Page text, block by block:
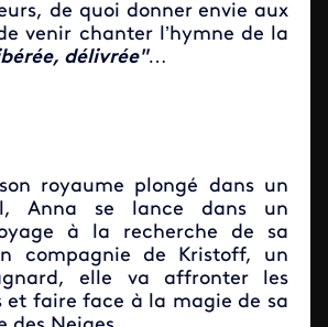
de quoi donner envie aux
venir chanter l’hymne de la
délivrée"…
royaume plongé dans un
Anna se lance dans un
à la recherche de sa
compagnie de Kristoff, un
elle va affronter les
et faire face à la magie de sa